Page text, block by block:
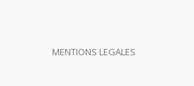
MENTIONS LEGALES